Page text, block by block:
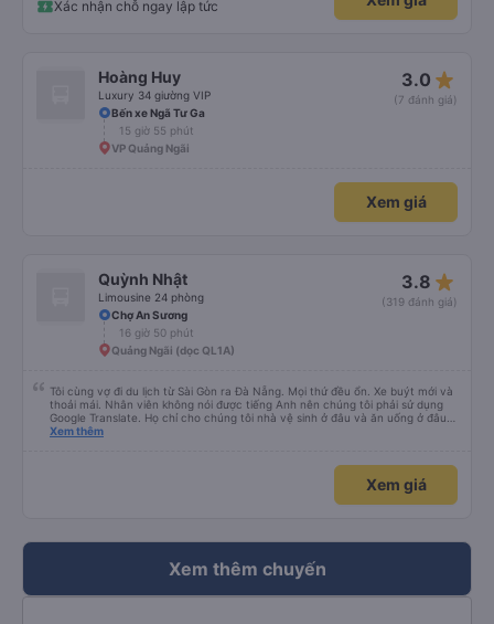
Xác nhận chỗ ngay lập tức
Hoàng Huy
Luxury 34 giường VIP
3.0 star_rate
(7 đánh giá)
Bến xe Ngã Tư Ga
15 giờ 55 phút
VP Quảng Ngãi
Xem giá
Quỳnh Nhật
Limousine 24 phòng
3.8 star_rate
(319 đánh giá)
Chợ An Sương
16 giờ 50 phút
Quảng Ngãi (dọc QL1A)
Tôi cùng vợ đi du lịch từ Sài Gòn ra Đà Nẵng. Mọi thứ đều ổn. Xe buýt mới và
thoải mái. Nhân viên không nói được tiếng Anh nên chúng tôi phải sử dụng
Google Translate. Họ chỉ cho chúng tôi nhà vệ sinh ở đâu và ăn uống ở đâu.
Xe buýt dừng 4 lần trong chuyến đi 16 giờ của chúng tôi. Chúng tôi đến sớm
nhưng chúng tôi không hiểu được tiếng Việt. Người quản lý trong khách sạn
Xem thêm
Xem giá
Xem thêm chuyến